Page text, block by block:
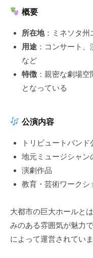
概要
所在地：ミネソタ州
用途：コンサート、
など
特徴：親密な劇場空
となっている
公演内容
トリビュートバンド
地元ミュージシャン
演劇作品
教育・芸術ワークシ
大都市の巨大ホールと
みのある雰囲気が魅力
によって運営されていま